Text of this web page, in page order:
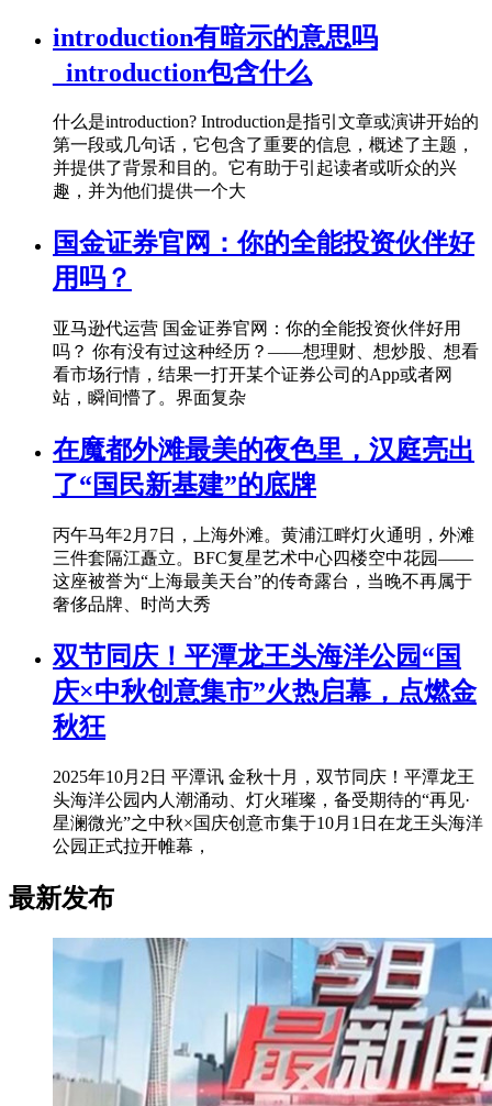
introduction有暗示的意思吗
_introduction包含什么
什么是introduction? Introduction是指引文章或演讲开始的
第一段或几句话，它包含了重要的信息，概述了主题，
并提供了背景和目的。它有助于引起读者或听众的兴
趣，并为他们提供一个大
国金证券官网：你的全能投资伙伴好
用吗？
亚马逊代运营 国金证券官网：你的全能投资伙伴好用
吗？ 你有没有过这种经历？——想理财、想炒股、想看
看市场行情，结果一打开某个证券公司的App或者网
站，瞬间懵了。界面复杂
在魔都外滩最美的夜色里，汉庭亮出
了“国民新基建”的底牌
丙午马年2月7日，上海外滩。黄浦江畔灯火通明，外滩
三件套隔江矗立。BFC复星艺术中心四楼空中花园——
这座被誉为“上海最美天台”的传奇露台，当晚不再属于
奢侈品牌、时尚大秀
双节同庆！平潭龙王头海洋公园“国
庆×中秋创意集市”火热启幕，点燃金
秋狂
2025年10月2日 平潭讯 金秋十月，双节同庆！平潭龙王
头海洋公园内人潮涌动、灯火璀璨，备受期待的“再见·
星澜微光”之中秋×国庆创意市集于10月1日在龙王头海洋
公园正式拉开帷幕，
最新发布